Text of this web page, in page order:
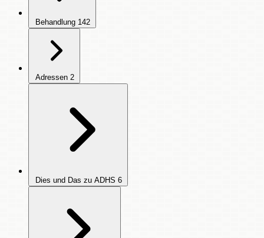
Behandlung 142
Adressen 2
Dies und Das zu ADHS 6